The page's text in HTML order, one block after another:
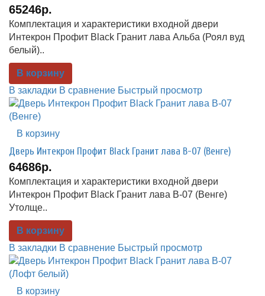
65246р.
Комплектация и характеристики входной двери
Интекрон Профит Black Гранит лава Альба (Роял вуд
белый)..
В корзину
В закладки В сравнение Быстрый просмотр
В корзину
Дверь Интекрон Профит Black Гранит лава В-07 (Венге)
64686р.
Комплектация и характеристики входной двери
Интекрон Профит Black Гранит лава В-07 (Венге)
Утолще..
В корзину
В закладки В сравнение Быстрый просмотр
В корзину